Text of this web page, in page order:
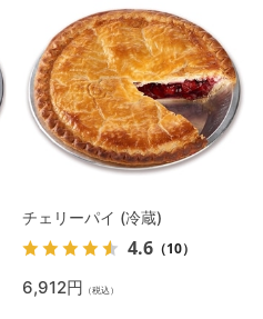
チェリーパイ (冷蔵)
4.6 （10）
6,912円 （税込）